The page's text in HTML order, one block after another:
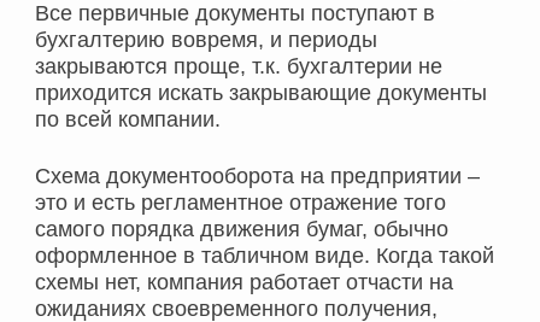
Все первичные документы поступают в
бухгалтерию вовремя, и периоды
закрываются проще, т.к. бухгалтерии не
приходится искать закрывающие документы
по всей компании.
Схема документооборота на предприятии –
это и есть регламентное отражение того
самого порядка движения бумаг, обычно
оформленное в табличном виде. Когда такой
схемы нет, компания работает отчасти на
ожиданиях своевременного получения,